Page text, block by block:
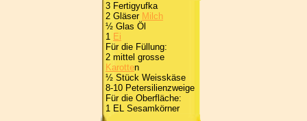
3 Fertigyufka
2 Gläser Milch
½ Glas Öl
1 Ei
Für die Füllung:
2 mittel grosse
Karotten
½ Stück Weisskäse
8-10 Petersilienzweige
Für die Oberfläche:
1 EL Sesamkörner